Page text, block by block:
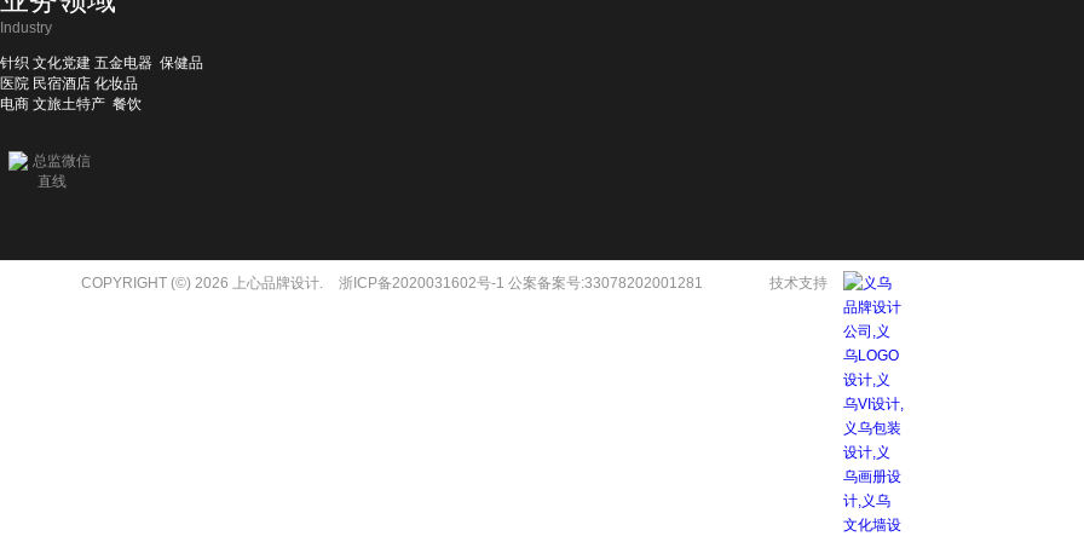
Industry
针织 文化党建 五金电器 保健品
医院 民宿酒店 化妆品
电商 文旅土特产 餐饮
总监微信
直线
COPYRIGHT (©) 2026 上心品牌设计. 浙ICP备2020031602号-1 公案备案号:33078202001281 技术支持